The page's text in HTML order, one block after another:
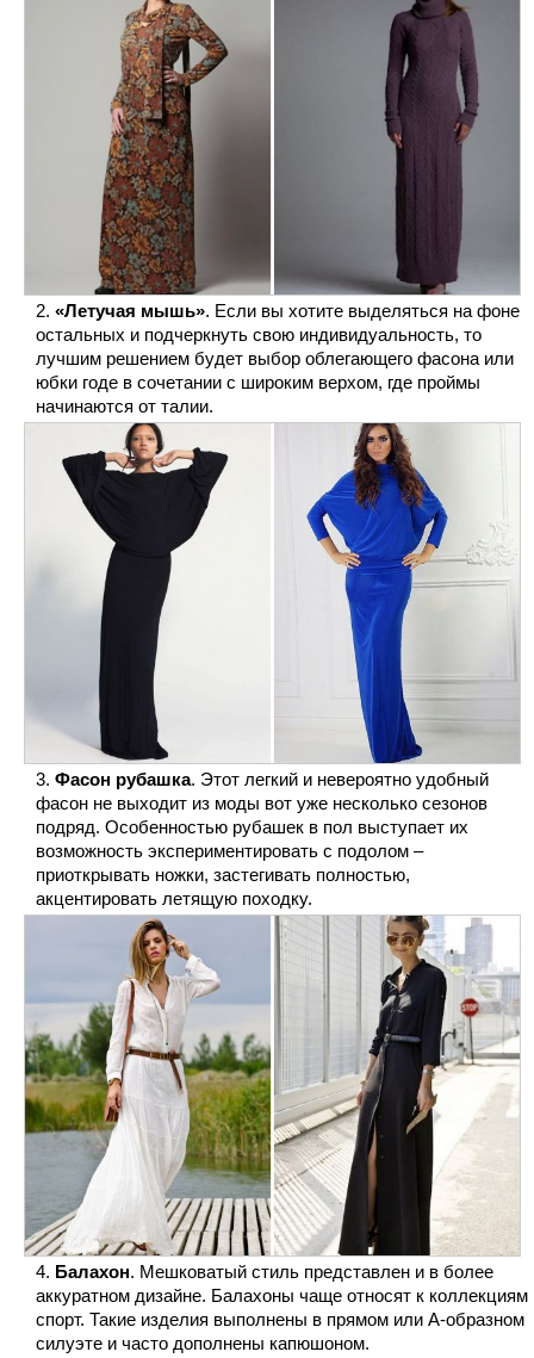
«Летучая мышь». Если вы хотите выделяться на фоне
остальных и подчеркнуть свою индивидуальность, то
лучшим решением будет выбор облегающего фасона или
юбки годе в сочетании с широким верхом, где проймы
начинаются от талии.
Фасон рубашка. Этот легкий и невероятно удобный
фасон не выходит из моды вот уже несколько сезонов
подряд. Особенностью рубашек в пол выступает их
возможность экспериментировать с подолом –
приоткрывать ножки, застегивать полностью,
акцентировать летящую походку.
Балахон. Мешковатый стиль представлен и в более
аккуратном дизайне. Балахоны чаще относят к коллекциям
спорт. Такие изделия выполнены в прямом или А-образном
силуэте и часто дополнены капюшоном.